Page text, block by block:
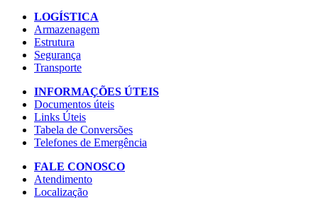
LOGÍSTICA
Armazenagem
Estrutura
Segurança
Transporte
INFORMAÇÕES ÚTEIS
Documentos úteis
Links Úteis
Tabela de Conversões
Telefones de Emergência
FALE CONOSCO
Atendimento
Localização